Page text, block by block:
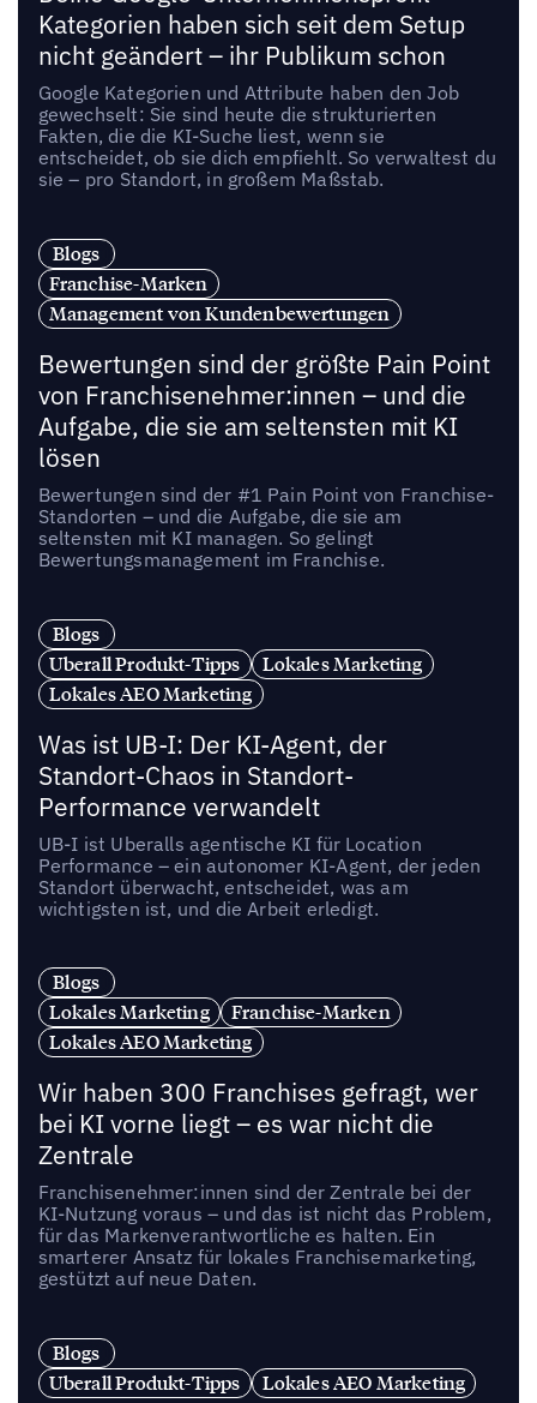
Kategorien haben sich seit dem Setup
nicht geändert – ihr Publikum schon
Google Kategorien und Attribute haben den Job
gewechselt: Sie sind heute die strukturierten
Fakten, die die KI-Suche liest, wenn sie
entscheidet, ob sie dich empfiehlt. So verwaltest du
sie – pro Standort, in großem Maßstab.
Blogs
Franchise-Marken
Management von Kundenbewertungen
Bewertungen sind der größte Pain Point
von Franchisenehmer:innen – und die
Aufgabe, die sie am seltensten mit KI
lösen
Bewertungen sind der #1 Pain Point von Franchise-
Standorten – und die Aufgabe, die sie am
seltensten mit KI managen. So gelingt
Bewertungsmanagement im Franchise.
Blogs
Uberall Produkt-Tipps
Lokales Marketing
Lokales AEO Marketing
Was ist UB-I: Der KI-Agent, der
Standort-Chaos in Standort-
Performance verwandelt
UB-I ist Uberalls agentische KI für Location
Performance – ein autonomer KI-Agent, der jeden
Standort überwacht, entscheidet, was am
wichtigsten ist, und die Arbeit erledigt.
Blogs
Lokales Marketing
Franchise-Marken
Lokales AEO Marketing
Wir haben 300 Franchises gefragt, wer
bei KI vorne liegt – es war nicht die
Zentrale
Franchisenehmer:innen sind der Zentrale bei der
KI-Nutzung voraus – und das ist nicht das Problem,
für das Markenverantwortliche es halten. Ein
smarterer Ansatz für lokales Franchisemarketing,
gestützt auf neue Daten.
Blogs
Uberall Produkt-Tipps
Lokales AEO Marketing